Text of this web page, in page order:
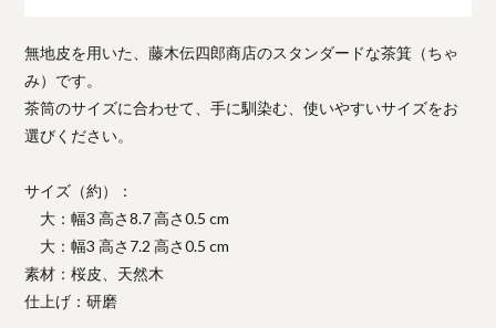
無地皮を用いた、藤木伝四郎商店のスタンダードな茶箕（ちゃ
み）です。
茶筒のサイズに合わせて、手に馴染む、使いやすいサイズをお
選びください。
サイズ（約）：
大：幅3 高さ8.7 高さ0.5 cm
大：幅3 高さ7.2 高さ0.5 cm
素材：桜皮、天然木
仕上げ：研磨